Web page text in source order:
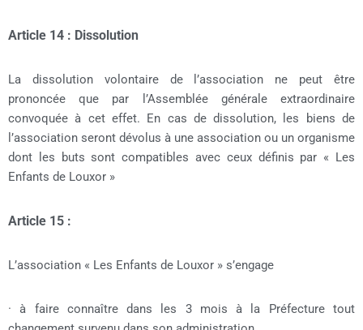
Article 14 : Dissolution
La dissolution volontaire de l’association ne peut être
prononcée que par l’Assemblée générale extraordinaire
convoquée à cet effet. En cas de dissolution, les biens de
l’association seront dévolus à une association ou un organisme
dont les buts sont compatibles avec ceux définis par « Les
Enfants de Louxor »
Article 15 :
L’association « Les Enfants de Louxor » s’engage
· à faire connaître dans les 3 mois à la Préfecture tout